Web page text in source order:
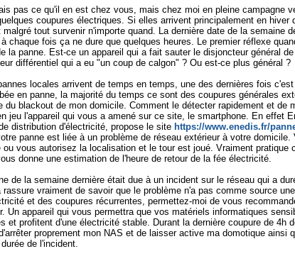
pas ce qu'il en est chez vous, mais chez moi en pleine campagne
coupures électriques. Si elles arrivent principalement en hiver
malgré tout survenir n'importe quand. La dernière date de la semaine
chaque fois ça ne dure que quelques heures. Le premier réflexe
la panne. Est-ce un appareil qui a fait sauter le disjoncteur général
différentiel qui a eu "un coup de calgon" ? Ou est-ce plus général ?
locales arrivent de temps en temps, une des dernières fois
en panne, la majorité du temps ce sont des coupures générales
du blackout de mon domicile. Comment le détecter rapidement et de
jeu l'appareil qui vous a amené sur ce site, le smartphone. En effet
distribution d'électricité, propose le site https://www.enedis.fr/
panne est liée à un problème de réseau extérieur à votre
ou vous autorisez la localisation et le tour est joué. Vraiment pratique
donne une estimation de l'heure de retour de la fée électricité.
de la semaine dernière était due à un incident sur le réseau qui a
rassure vraiment de savoir que le problème n'a pas comme source
et des coupures récurrentes, permettez-moi de vous
Un appareil qui vous permettra que vos matériels informatiques
et profitent d'une électricité stable. Durant la dernière coupure de 4h
proprement mon NAS et de laisser active ma domotique ainsi
de l'incident.